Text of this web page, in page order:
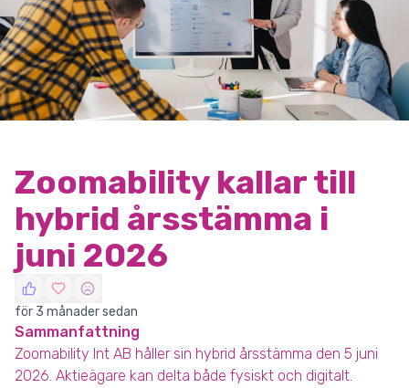
Zoomability kallar till
hybrid årsstämma i
juni 2026
för 3 månader sedan
Sammanfattning
Zoomability Int AB håller sin hybrid årsstämma den 5 juni
2026. Aktieägare kan delta både fysiskt och digitalt.